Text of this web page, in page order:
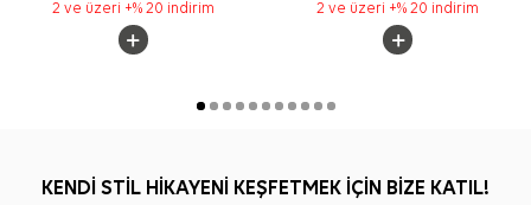
2 ve üzeri +% 20 indirim 2 ve üzeri +% 20 indirim
KENDİ STİL HİKAYENİ KEŞFETMEK İÇİN BİZE KATIL!